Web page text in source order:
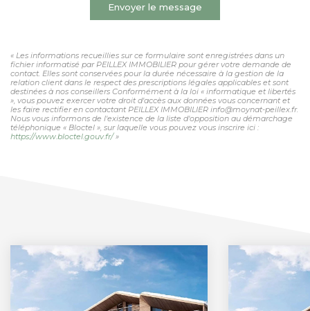
Envoyer le message
« Les informations recueillies sur ce formulaire sont enregistrées dans un
fichier informatisé par PEILLEX IMMOBILIER pour gérer votre demande de
contact. Elles sont conservées pour la durée nécessaire à la gestion de la
relation client dans le respect des prescriptions légales applicables et sont
destinées à nos conseillers Conformément à la loi « informatique et libertés
», vous pouvez exercer votre droit d'accès aux données vous concernant et
les faire rectifier en contactant PEILLEX IMMOBILIER info@moynat-peillex.fr.
Nous vous informons de l'existence de la liste d'opposition au démarchage
téléphonique « Bloctel », sur laquelle vous pouvez vous inscrire ici :
https://www.bloctel.gouv.fr/»